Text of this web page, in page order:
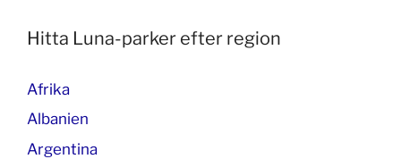
Hitta Luna-parker efter region
Afrika
Albanien
Argentina